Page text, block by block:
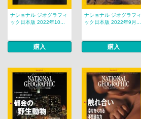
ナショナル ジオグラフィ
ック日本版 2022年10...
購入
ナショナル ジオグラフィ
ック日本版 2022年9月...
購入